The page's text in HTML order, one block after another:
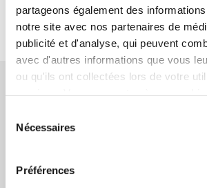
partageons également des
notre site avec nos partenaires de
publicité et d'analyse, qui peuvent
avec d'autres informations que vous
ou qu'ils ont collectées lors de votre
Nécessaires
Préférences
RETOUR
AUTRES MISSIONS
IAS 11782 - Maintenance
climatisation)